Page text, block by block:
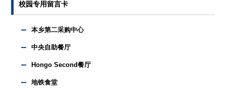
校园专用留言卡
本乡第二采购中心
中央自助餐厅
Hongo Second餐厅
地铁食堂